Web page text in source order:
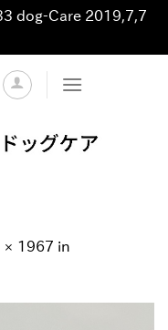
dog-Care 2019,7,7
× 1967 in